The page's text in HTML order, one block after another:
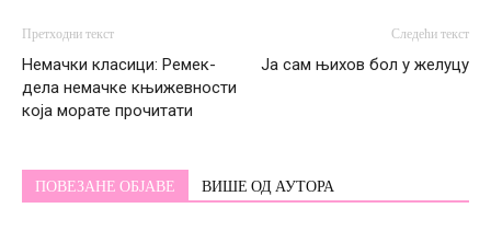
Претходни текст
Немачки класици: Ремек-
дела немачке књижевности
која морате прочитати
Следећи текст
Ја сам њихов бол у желуцу
ПОВЕЗАНЕ ОБЈАВЕ ВИШЕ ОД АУТОРА